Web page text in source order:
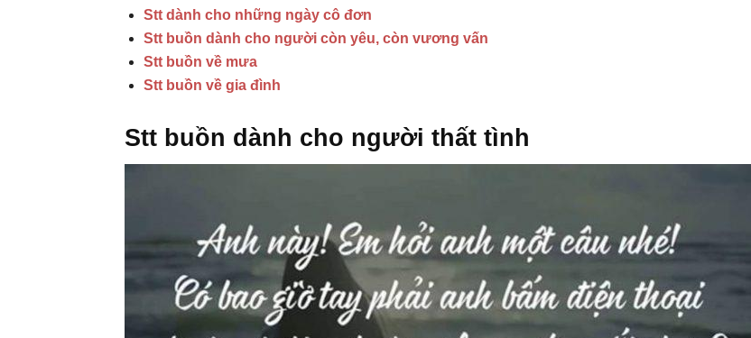
Stt dành cho những ngày cô đơn
Stt buồn dành cho người còn yêu, còn vương vấn
Stt buồn về mưa
Stt buồn về gia đình
Stt buồn dành cho người thất tình